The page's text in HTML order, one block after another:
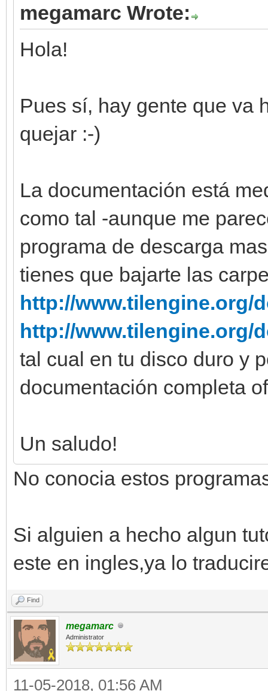
megamarc Wrote:
Hola!
Pues sí, hay gente que va
quejar :-)
La documentación está
como tal -aunque me
programa de descarga
tienes que bajarte las
http://www.tilengine.org/
http://www.tilengine.org/
tal cual en tu disco duro y
documentación completa
Un saludo!
No conocia estos
Si alguien a hecho algun
este en ingles,ya lo
Find
megamarc
Administrator
11-05-2018, 01:56 AM